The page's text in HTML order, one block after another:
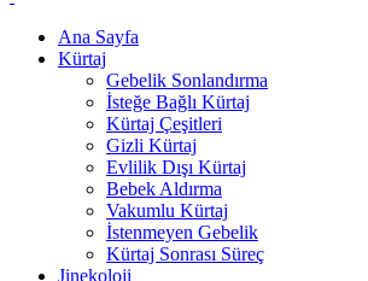
Ana Sayfa
Kürtaj
Gebelik Sonlandırma
İsteğe Bağlı Kürtaj
Kürtaj Çeşitleri
Gizli Kürtaj
Evlilik Dışı Kürtaj
Bebek Aldırma
Vakumlu Kürtaj
İstenmeyen Gebelik
Kürtaj Sonrası Süreç
Jinekoloji